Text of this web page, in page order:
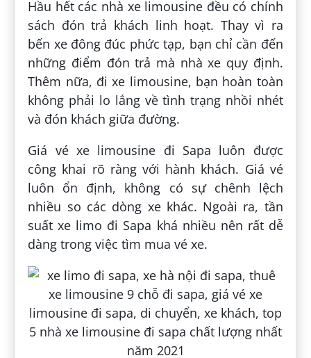
Hầu hết các nhà xe limousine đều có chính
sách đón trả khách linh hoạt. Thay vì ra
bến xe đông đúc phức tạp, bạn chỉ cần đến
những điểm đón trả mà nhà xe quy định.
Thêm nữa, đi xe limousine, bạn hoàn toàn
không phải lo lắng về tình trạng nhồi nhét
và đón khách giữa đường.
Giá vé xe limousine đi Sapa luôn được
công khai rõ ràng với hành khách. Giá vé
luôn ổn định, không có sự chênh lệch
nhiều so các dòng xe khác. Ngoài ra, tần
suất xe limo đi Sapa khá nhiều nên rất dễ
dàng trong việc tìm mua vé xe.